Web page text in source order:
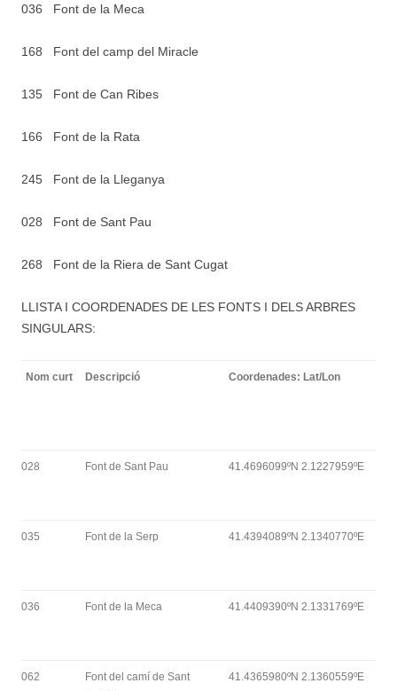
036 Font de la Meca
168 Font del camp del Miracle
135 Font de Can Ribes
166 Font de la Rata
245 Font de la Lleganya
028 Font de Sant Pau
268 Font de la Riera de Sant Cugat
LLISTA I COORDENADES DE LES FONTS I DELS ARBRES
SINGULARS:
Nom curt Descripció Coordenades: Lat/Lon
028 Font de Sant Pau 41.4696099ºN 2.1227959ºE
035 Font de la Serp 41.4394089ºN 2.1340770ºE
036 Font de la Meca 41.4409390ºN 2.1331769ºE
062
Font del camí de Sant
41.4365980ºN 2.1360559ºE